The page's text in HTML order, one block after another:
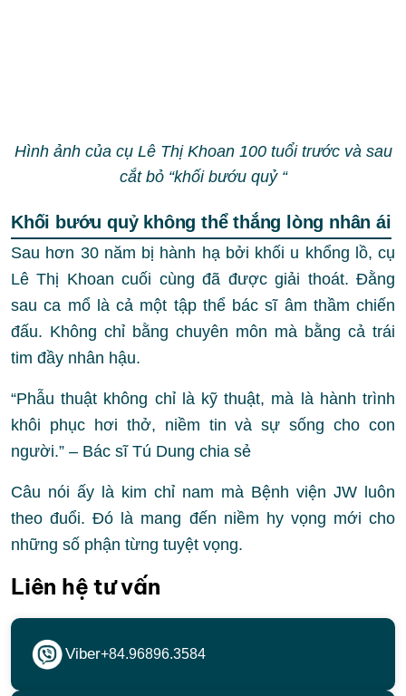
Hình ảnh của cụ Lê Thị Khoan 100 tuổi trước và sau
cắt bỏ “khối bướu quỷ “
Khối bướu quỷ không thể thắng lòng nhân ái
Sau hơn 30 năm bị hành hạ bởi khối u khổng lồ, cụ
Lê Thị Khoan cuối cùng đã được giải thoát. Đằng
sau ca mổ là cả một tập thể bác sĩ âm thầm chiến
đấu. Không chỉ bằng chuyên môn mà bằng cả trái
tim đầy nhân hậu.
“Phẫu thuật không chỉ là kỹ thuật, mà là hành trình
khôi phục hơi thở, niềm tin và sự sống cho con
người.” – Bác sĩ Tú Dung chia sẻ
Câu nói ấy là kim chỉ nam mà Bệnh viện JW luôn
theo đuổi. Đó là mang đến niềm hy vọng mới cho
những số phận từng tuyệt vọng.
Liên hệ tư vấn
Viber+84.96896.3584